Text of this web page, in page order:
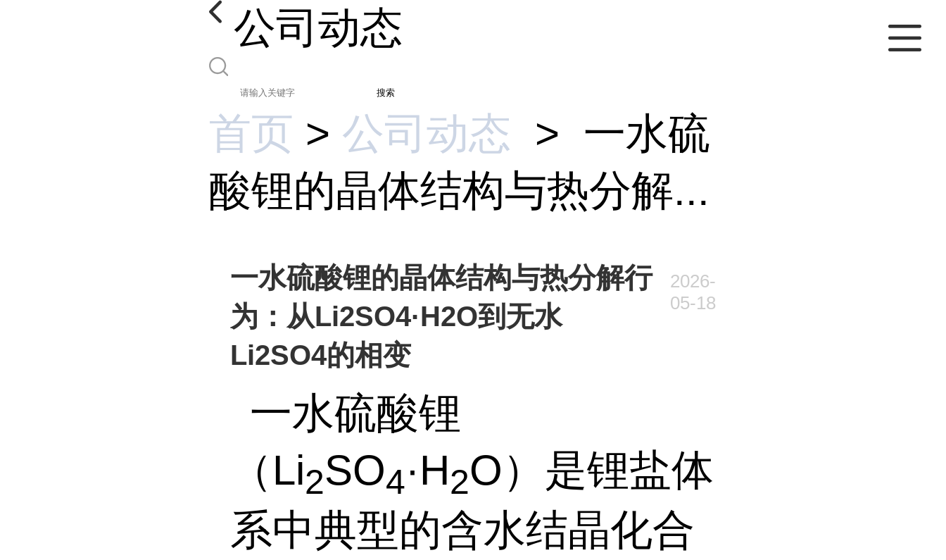
公司动态
搜索
首页 > 公司动态 > 一水硫
酸锂的晶体结构与热分解...
一水硫酸锂的晶体结构与热分解行
为：从Li2SO4·H2O到无水
Li2SO4的相变
2026-
05-18
一水硫酸锂
（ Li2SO4·H2O）是锂盐体
系中典型的含水结晶化合